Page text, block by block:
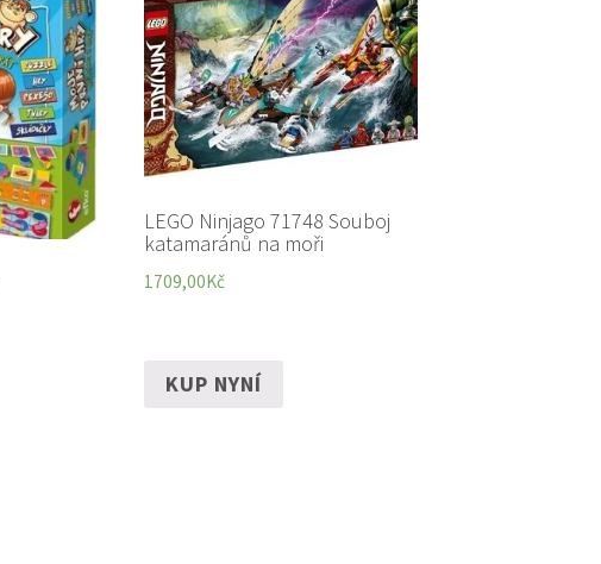
LEGO Ninjago 71748 Souboj
katamaránů na moři
1709,00Kč
KUP NYNÍ